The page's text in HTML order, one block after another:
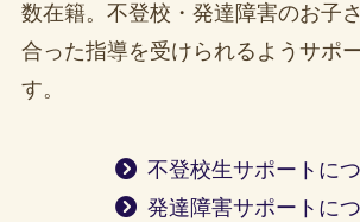
数在籍。不登校・発達障害のお子
合った指導を受けられるようサポ
す。
不登校生サポートに
発達障害サポートに